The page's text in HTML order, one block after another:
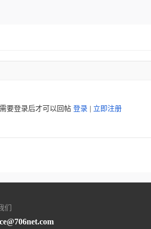
要登录后才可以回帖 登录 立即注册
们